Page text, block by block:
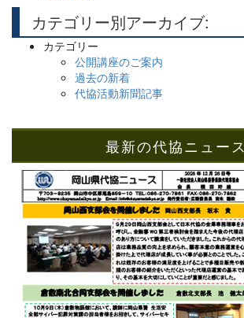
カテゴリー別アーカイブ:
カテゴリー
公開講座のご案内
過去の新着
代協活動新聞記事
最新の代協ニュース